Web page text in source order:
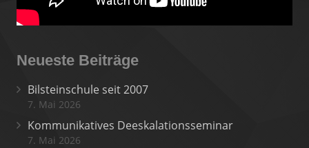
Neueste Beiträge
Bilsteinschule seit 2007
7. Mai 2026
Kommunikatives Deeskalationsseminar
7. Mai 2026